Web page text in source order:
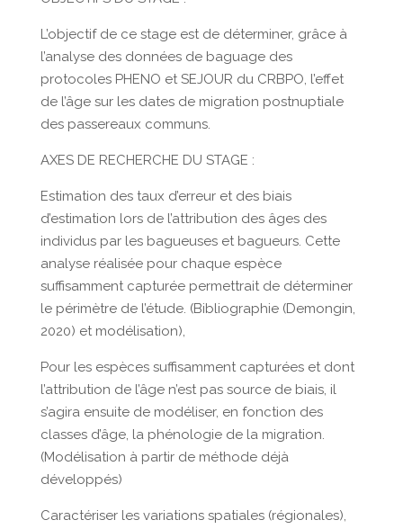
L’objectif de ce stage est de déterminer, grâce à
l’analyse des données de baguage des
protocoles PHENO et SEJOUR du CRBPO, l’effet
de l’âge sur les dates de migration postnuptiale
des passereaux communs.
AXES DE RECHERCHE DU STAGE :
Estimation des taux d’erreur et des biais
d’estimation lors de l’attribution des âges des
individus par les bagueuses et bagueurs. Cette
analyse réalisée pour chaque espèce
suffisamment capturée permettrait de déterminer
le périmètre de l’étude. (Bibliographie (Demongin,
2020) et modélisation),
Pour les espèces suffisamment capturées et dont
l’attribution de l’âge n’est pas source de biais, il
s’agira ensuite de modéliser, en fonction des
classes d’âge, la phénologie de la migration.
(Modélisation à partir de méthode déjà
développés)
Caractériser les variations spatiales (régionales),